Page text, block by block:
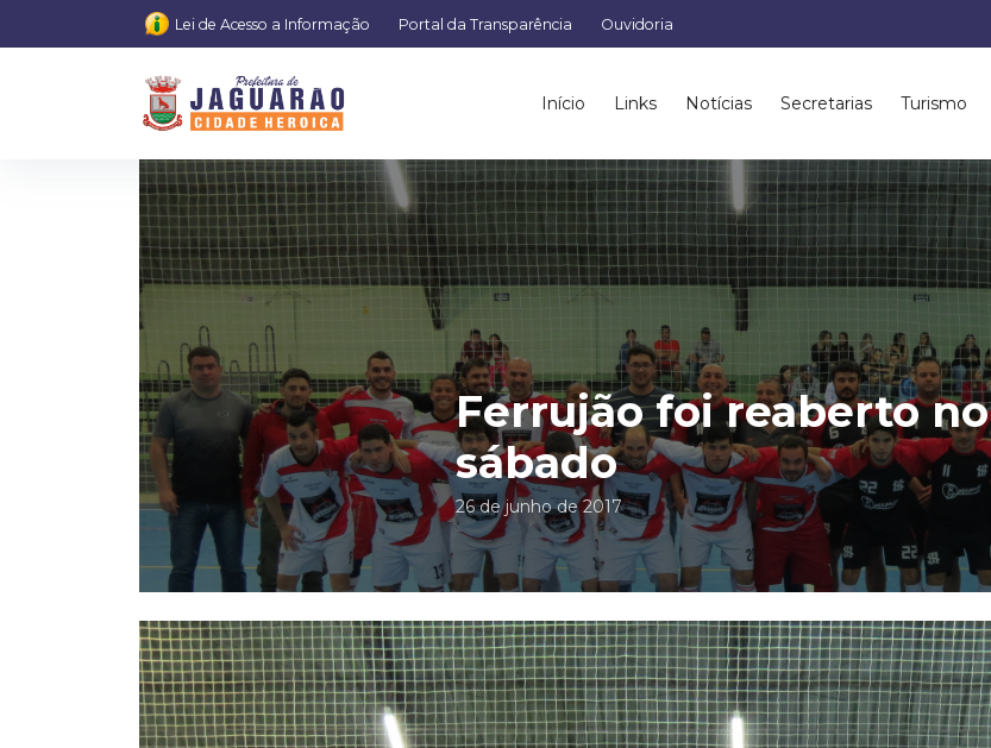
Lei de Acesso a Informação Portal da Transparência Ouvidoria
Início Links Notícias Secretarias Turismo
Ferrujão foi reaberto no
sábado
26 de junho de 2017